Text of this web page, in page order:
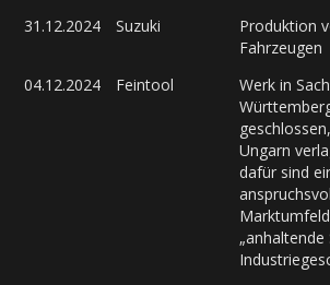
31.12.2024 Suzuki
Produktion
Fahrzeugen
04.12.2024 Feintool
Werk in
Ungarn
dafür sind
„anhaltende